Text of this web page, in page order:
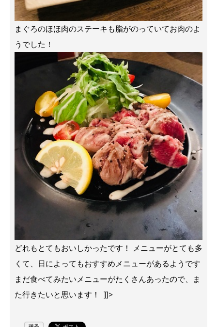
まぐろのほほ肉のステーキも脂がのっていてお肉のよ
うでした！
どれもとてもおいしかったです！ メニューがとても多
くて、日によってもおすすめメニューがあるようです
まだ食べてみたいメニューがたくさんあったので、ま
た行きたいと思います！ ]]>